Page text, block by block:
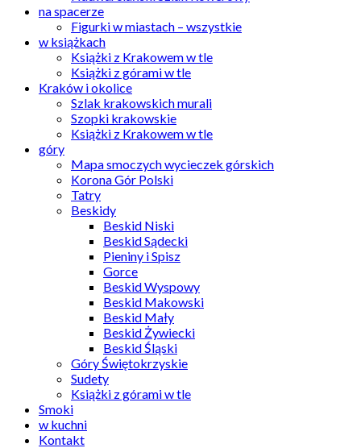
na spacerze
Figurki w miastach – wszystkie
w książkach
Książki z Krakowem w tle
Książki z górami w tle
Kraków i okolice
Szlak krakowskich murali
Szopki krakowskie
Książki z Krakowem w tle
góry
Mapa smoczych wycieczek górskich
Korona Gór Polski
Tatry
Beskidy
Beskid Niski
Beskid Sądecki
Pieniny i Spisz
Gorce
Beskid Wyspowy
Beskid Makowski
Beskid Mały
Beskid Żywiecki
Beskid Śląski
Góry Świętokrzyskie
Sudety
Książki z górami w tle
Smoki
w kuchni
Kontakt